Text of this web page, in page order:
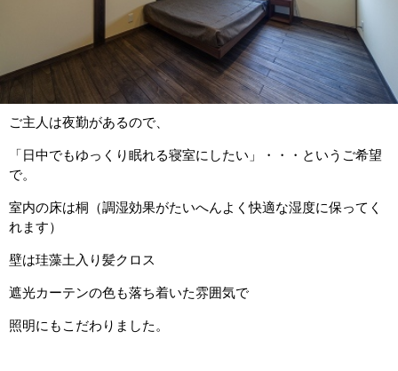
ご主人は夜勤があるので、
「日中でもゆっくり眠れる寝室にしたい」・・・というご希望
で。
室内の床は桐（調湿効果がたいへんよく快適な湿度に保ってく
れます）
壁は珪藻土入り髪クロス
遮光カーテンの色も落ち着いた雰囲気で
照明にもこだわりました。